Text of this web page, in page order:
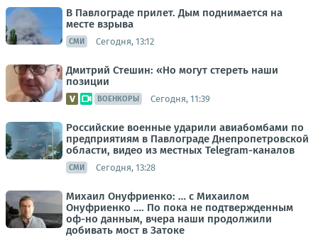
В Павлограде прилет. Дым поднимается на
месте взрыва
СМИ Сегодня, 13:12
Дмитрий Стешин: «Но могут стереть наши
позиции
ВОЕНКОРЫ Сегодня, 11:39
Российские военные ударили авиабомбами по
предприятиям в Павлограде Днепропетровской
области, видео из местных Telegram-каналов
СМИ Сегодня, 13:28
Михаил Онуфриенко: … с Михаилом
Онуфриенко …. По пока не подтвержденным
оф-но данным, вчера наши продолжили
добивать мост в Затоке